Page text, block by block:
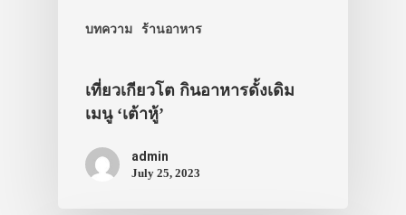
บทความ ร้านอาหาร
เที่ยวเกียวโต กินอาหารดั้งเดิม
เมนู ‘เต้าหู้’
admin
July 25, 2023